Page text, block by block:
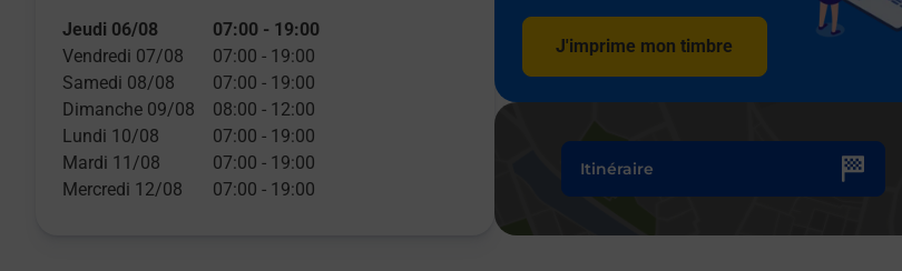
Jeudi 06/08 07:00 - 19:00
Vendredi 07/08
07:00 - 19:00
Samedi 08/08
07:00 - 19:00
Dimanche 09/08
08:00 - 12:00
Lundi 10/08
07:00 - 19:00
Mardi 11/08
07:00 - 19:00
Mercredi 12/08
07:00 - 19:00
J'imprime mon timbre
Itinéraire